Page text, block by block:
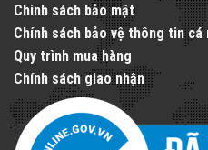
Chinh sách bảo mật
Chính sách bảo vệ thông tin
Quy trình mua hàng
Chính sách giao nhận